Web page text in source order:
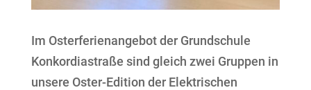
Im Osterferienangebot der Grundschule
Konkordiastraße sind gleich zwei Gruppen in
unsere Oster-Edition der Elektrischen